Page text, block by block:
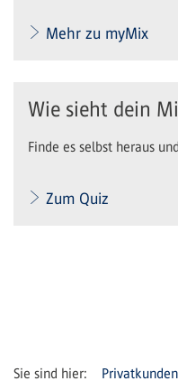
Mehr zu myMix
Wie sieht dein
Finde es selbst heraus
Zum Quiz
Privatkunden